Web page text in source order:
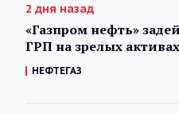
2 дня назад
«Газпром нефть»
ГРП на зрелых
НЕФТЕГАЗ